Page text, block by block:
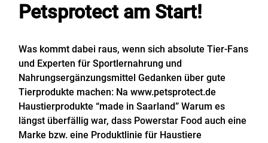
Petsprotect am Start!
Was kommt dabei raus, wenn sich absolute Tier-Fans
und Experten für Sportlernahrung und
Nahrungsergänzungsmittel Gedanken über gute
Tierprodukte machen: Na www.petsprotect.de
Haustierprodukte “made in Saarland” Warum es
längst überfällig war, dass Powerstar Food auch eine
Marke bzw. eine Produktlinie für Haustiere